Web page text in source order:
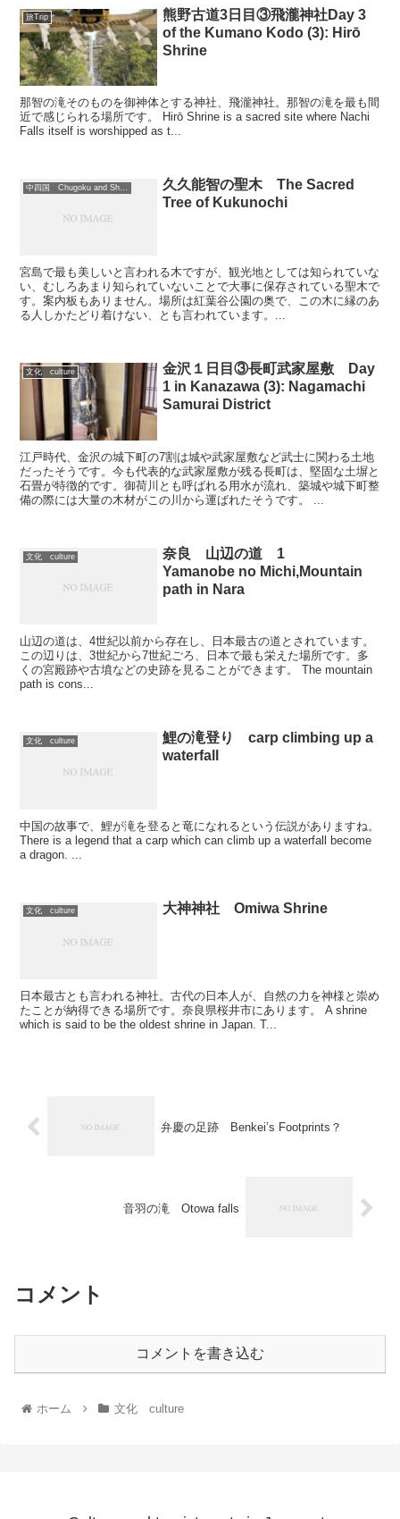
旅Trip
熊野古道3日目③飛瀧神社Day 3
of the Kumano Kodo (3): Hirō
Shrine
那智の滝そのものを御神体とする神社、飛瀧神社。那智の滝を最も間
近で感じられる場所です。 Hirō Shrine is a sacred site where Nachi
Falls itself is worshipped as t...
中四国 Chugoku and Shikoku region
久久能智の聖木 The Sacred
Tree of Kukunochi
宮島で最も美しいと言われる木ですが、観光地としては知られていな
い、むしろあまり知られていないことで大事に保存されている聖木で
す。案内板もありません。場所は紅葉谷公園の奥で、この木に縁のあ
る人しかたどり着けない、とも言われています。...
文化 culture
金沢１日目③長町武家屋敷 Day
1 in Kanazawa (3): Nagamachi
Samurai District
江戸時代、金沢の城下町の7割は城や武家屋敷など武士に関わる土地
だったそうです。今も代表的な武家屋敷が残る長町は、堅固な土塀と
石畳が特徴的です。御荷川とも呼ばれる用水が流れ、築城や城下町整
備の際には大量の木材がこの川から運ばれたそうです。 ...
文化 culture
奈良 山辺の道 1
Yamanobe no Michi,Mountain
path in Nara
山辺の道は、4世紀以前から存在し、日本最古の道とされています。
この辺りは、3世紀から7世紀ごろ、日本で最も栄えた場所です。多
くの宮殿跡や古墳などの史跡を見ることができます。 The mountain
path is cons...
文化 culture
鯉の滝登り carp climbing up a
waterfall
中国の故事で、鯉が滝を登ると竜になれるという伝説がありますね。
There is a legend that a carp which can climb up a waterfall become
a dragon. ...
文化 culture 大神神社 Omiwa Shrine
日本最古とも言われる神社。古代の日本人が、自然の力を神様と崇め
たことが納得できる場所です。奈良県桜井市にあります。 A shrine
which is said to be the oldest shrine in Japan. T...
弁慶の足跡 Benkei’s Footprints？
音羽の滝 Otowa falls
コメント
コメントを書き込む
ホーム 文化 culture